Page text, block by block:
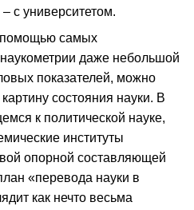
с университетом.
помощью самых
даже небольшой
показателей, можно
состояния науки. В
к политической науке,
институты
опорной составляющей
«перевода науки в
как нечто весьма